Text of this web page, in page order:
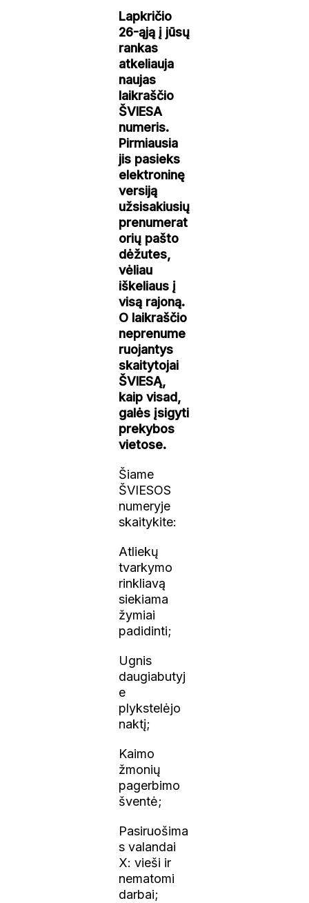
Lapkričio
26-ąją į jūsų
rankas
atkeliauja
naujas
laikraščio
ŠVIESA
numeris.
Pirmiausia
jis pasieks
elektroninę
versiją
užsisakiusių
prenumerat
orių pašto
dėžutes,
vėliau
iškeliaus į
visą rajoną.
O laikraščio
neprenume
ruojantys
skaitytojai
ŠVIESĄ,
kaip visad,
galės įsigyti
prekybos
vietose.
Šiame
ŠVIESOS
numeryje
skaitykite:
Atliekų
tvarkymo
rinkliavą
siekiama
žymiai
padidinti;
Ugnis
daugiabutyj
e
plykstelėjo
naktį;
Kaimo
žmonių
pagerbimo
šventė;
Pasiruošima
s valandai
X: vieši ir
nematomi
darbai;